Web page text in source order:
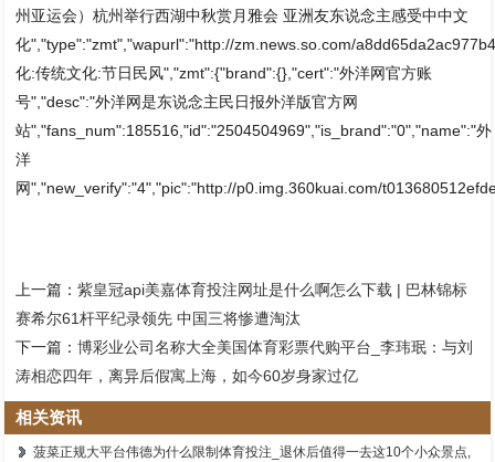
州亚运会）杭州举行西湖中秋赏月雅会 亚洲友东说念主感受中中文
化","type":"zmt","wapurl":"http://zm.news.so.com/
化:传统文化:节日民风","zmt":{"brand":{},"cert":"外洋网官方账
号","desc":"外洋网是东说念主民日报外洋版官方网
站","fans_num":185516,"id":"2504504969","is_brand":"0","name":"外
洋
网","new_verify":"4","pic":"http://p0.img.360kuai.com/
上一篇：紫皇冠api美嘉体育投注网址是什么啊怎么下载 | 巴林锦标
赛希尔61杆平纪录领先 中国三将惨遭淘汰
下一篇：博彩业公司名称大全美国体育彩票代购平台_李玮珉：与刘
涛相恋四年，离异后假寓上海，如今60岁身家过亿
相关资讯
菠菜正规大平台伟德为什么限制体育投注_退休后值得一去这10个小众景点,